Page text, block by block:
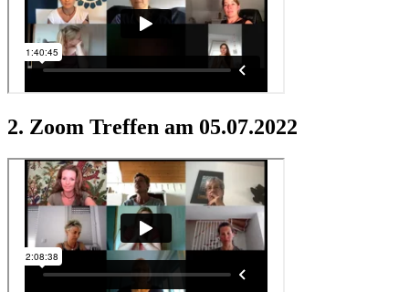
2. Zoom Treffen am 05.07.2022